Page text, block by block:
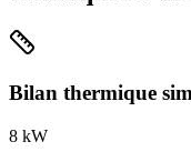
Bilan thermique
8 kW